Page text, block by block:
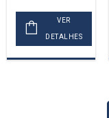
VER
DETALHES